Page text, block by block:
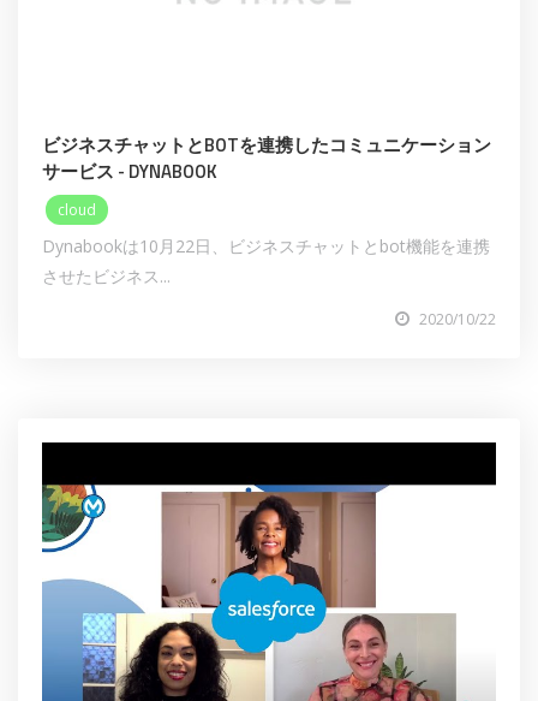
ビジネスチャットとBOTを連携したコミュニケーション
サービス - DYNABOOK
cloud
Dynabookは10月22日、ビジネスチャットとbot機能を連携
させたビジネス...
2020/10/22